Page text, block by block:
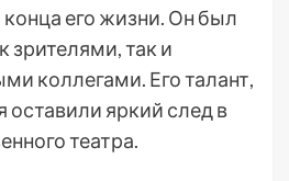
его жизни. Он был
зрителями, так и
коллегами. Его талант,
оставили яркий след в
театра.